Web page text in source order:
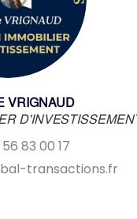
VRIGNAUD
83 00 17
transactions.fr